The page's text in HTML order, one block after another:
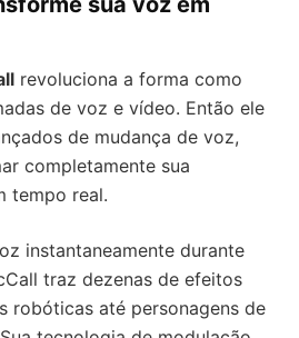
revoluciona a forma como
de voz e vídeo. Então ele
de mudança de voz,
completamente sua
tempo real.
instantaneamente durante
traz dezenas de efeitos
robóticas até personagens de